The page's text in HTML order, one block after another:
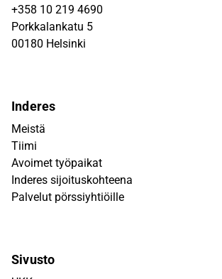
+358 10 219 4690
Porkkalankatu 5
00180 Helsinki
Inderes
Meistä
Tiimi
Avoimet työpaikat
Inderes sijoituskohteena
Palvelut pörssiyhtiöille
Sivusto